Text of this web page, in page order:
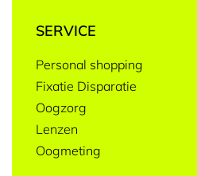
SERVICE
Personal shopping
Fixatie Disparatie
Oogzorg
Lenzen
Oogmeting